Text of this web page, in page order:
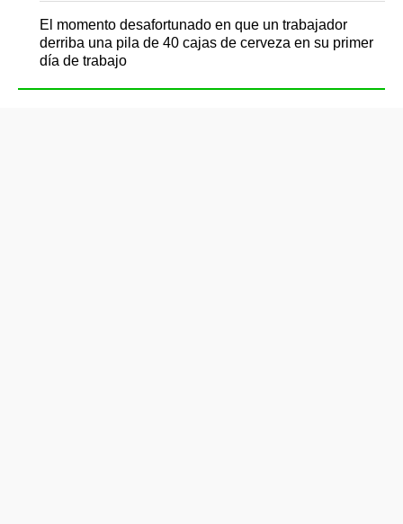
El momento desafortunado en que un trabajador
derriba una pila de 40 cajas de cerveza en su primer
día de trabajo